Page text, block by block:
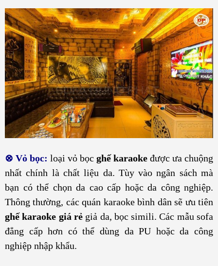
⊗ Vỏ bọc: loại vỏ bọc ghế karaoke được ưa chuộng
nhất chính là chất liệu da. Tùy vào ngân sách mà
bạn có thể chọn da cao cấp hoặc da công nghiệp.
Thông thường, các quán karaoke bình dân sẽ ưu tiên
ghế karaoke giá rẻgiả da, bọc simili. Các mẫu sofa
đẳng cấp hơn có thể dùng da PU hoặc da công
nghiệp nhập khẩu.